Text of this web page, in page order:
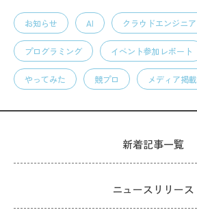
お知らせ AI クラウドエンジニア
プログラミング イベント参加レポート
やってみた 競プロ メディア掲載
新着記事一覧
ニュースリリース